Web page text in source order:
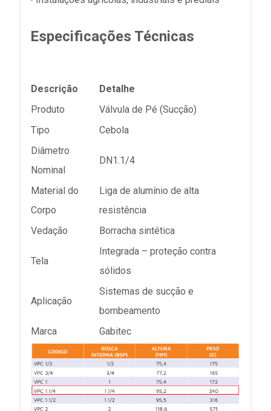
Especificações Técnicas
Descrição
Detalhe
Produto
Válvula de Pé (Sucção)
Tipo
Cebola
Diâmetro
Nominal
DN1.1/4
Material do
Corpo
Liga de alumínio de alta
resistência
Vedação
Borracha sintética
Tela
Integrada – proteção contra
sólidos
Aplicação
Sistemas de sucção e
bombeamento
Marca
Gabitec